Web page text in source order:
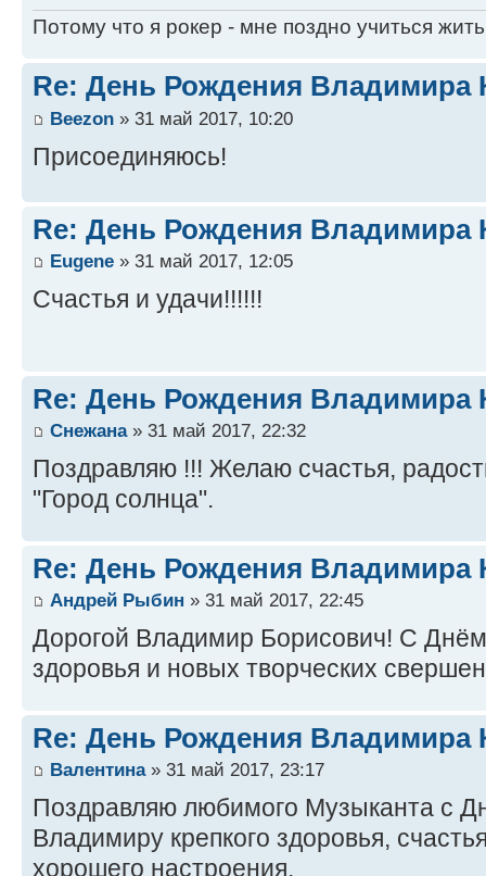
Потому что я рокер - мне поздно учиться
Re: День Рождения Владимира
Beezon » 31 май 2017, 10:20
Присоединяюсь!
Re: День Рождения Владимира
Eugene » 31 май 2017, 12:05
Счастья и удачи!!!!!!
Re: День Рождения Владимира
Снежана» 31 май 2017, 22:32
Поздравляю !!! Желаю счастья,
"Город солнца".
Re: День Рождения Владимира
Андрей Рыбин » 31 май 2017, 22:45
Дорогой Владимир Борисович! С
здоровья и новых творческих
Re: День Рождения Владимира
Валентина» 31 май 2017, 23:17
Поздравляю любимого Музыканта с
Владимиру крепкого здоровья,
хорошего настроения.